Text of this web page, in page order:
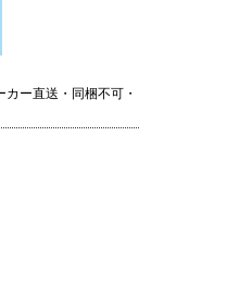
カー直送・同梱不可・